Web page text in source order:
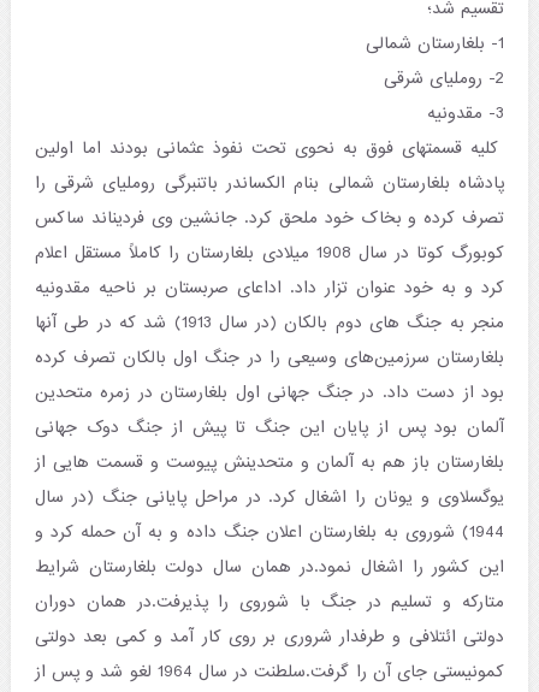
تقسیم شد؛
1- بلغارستان شمالی
2- روملیای شرقی
3- مقدونیه
کلیه قسمتهای فوق به نحوی تحت نفوذ عثمانی بودند اما اولین
پادشاه بلغارستان شمالی بنام الکساندر باتنبرگی روملیای شرقی را
تصرف کرده و بخاک خود ملحق کرد. جانشین وی فردیناند ساکس
کوبورگ کوتا در سال 1908 میلادی بلغارستان را کاملاً مستقل اعلام
کرد و به خود عنوان تزار داد. اداعای صربستان بر ناحیه مقدونیه
منجر به جنگ های دوم بالکان (در سال 1913) شد که در طی آنها
بلغارستان سرزمین‌های وسیعی را در جنگ اول بالکان تصرف کرده
بود از دست داد. در جنگ جهانی اول بلغارستان در زمره متحدین
آلمان بود پس از پایان این جنگ تا پیش از جنگ دوک جهانی
بلغارستان باز هم به آلمان و متحدینش پیوست و قسمت هایی از
یوگسلاوی و یونان را اشغال کرد. در مراحل پایانی جنگ (در سال
1944) شوروی به بلغارستان اعلان جنگ داده و به آن حمله کرد و
این کشور را اشغال نمود.در همان سال دولت بلغارستان شرایط
متارکه و تسلیم در جنگ با شوروی را پذیرفت.در همان دوران
دولتی ائتلافی و طرفدار شروری بر روی کار آمد و کمی بعد دولتی
کمونیستی جای آن را گرفت.سلطنت در سال 1964 لغو شد و پس از